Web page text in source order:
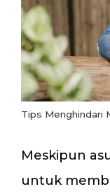
Tips Menghindari
Meskipun
untuk